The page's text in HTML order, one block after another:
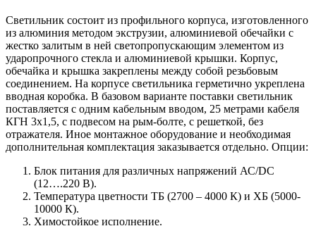
Светильник состоит из профильного корпуса, изготовленного
из алюминия методом экструзии, алюминиевой обечайки с
жестко залитым в ней светопропускающим элементом из
ударопрочного стекла и алюминиевой крышки. Корпус,
обечайка и крышка закреплены между собой резьбовым
соединением. На корпусе светильника герметично укреплена
вводная коробка. В базовом варианте поставки светильник
поставляется с одним кабельным вводом, 25 метрами кабеля
КГН 3х1,5, с подвесом на рым-болте, с решеткой, без
отражателя. Иное монтажное оборудование и необходимая
дополнительная комплектация заказывается отдельно. Опции:
Блок питания для различных напряжений АС/DC
(12….220 В).
Температура цветности ТБ (2700 – 4000 К) и ХБ (5000-
10000 К).
Химостойкое исполнение.